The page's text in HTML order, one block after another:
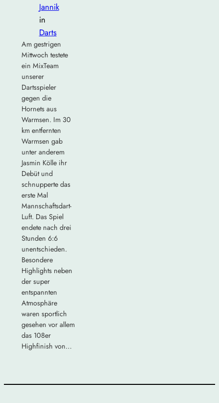
Jannik
in
Darts
Am gestrigen
Mittwoch testete
ein MixTeam
unserer
Dartsspieler
gegen die
Hornets aus
Warmsen. Im 30
km entfernten
Warmsen gab
unter anderem
Jasmin Kölle ihr
Debüt und
schnupperte das
erste Mal
Mannschaftsdart-
Luft. Das Spiel
endete nach drei
Stunden 6:6
unentschieden.
Besondere
Highlights neben
der super
entspannten
Atmosphäre
waren sportlich
gesehen vor allem
das 108er
Highfinish von…